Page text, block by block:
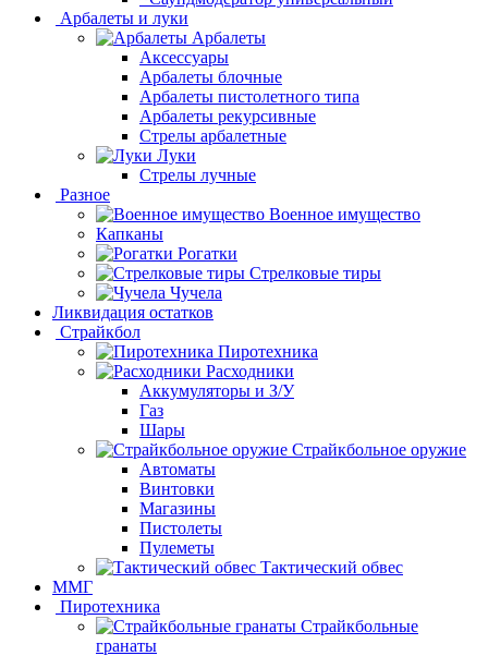
Арбалеты и луки
Арбалеты
Аксессуары
Арбалеты блочные
Арбалеты пистолетного типа
Арбалеты рекурсивные
Стрелы арбалетные
Луки
Стрелы лучные
Разное
Военное имущество
Капканы
Рогатки
Стрелковые тиры
Чучела
Ликвидация остатков
Страйкбол
Пиротехника
Расходники
Аккумуляторы и З/У
Газ
Шары
Страйкбольное оружие
Автоматы
Винтовки
Магазины
Пистолеты
Пулеметы
Тактический обвес
ММГ
Пиротехника
Страйкбольные
гранаты